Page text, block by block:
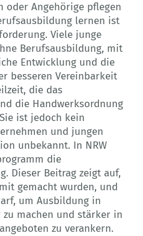
oder Angehörige pflegen
lernen ist
Viele junge
Berufsausbildung, mit
Entwicklung und die
besseren Vereinbarkeit
die das
die Handwerksordnung
ist jedoch kein
und jungen
unbekannt. In NRW
die
Dieser Beitrag zeigt auf,
gemacht wurden, und
um Ausbildung in
machen und stärker in
zu verankern.